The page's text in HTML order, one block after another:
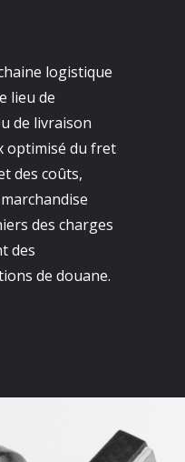
logistique
lieu de
de livraison
optimisé du fret
des coûts,
des charges
des
de douane.